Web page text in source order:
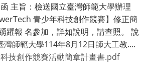
主旨：檢送國立臺灣師範大學辦理
青少年科技創作競賽】修正簡
躍報 名參加，詳如說明，請查照。 說
灣師範大學114年8月12日師大工教....
技創作競賽活動簡章計畫書.pdf